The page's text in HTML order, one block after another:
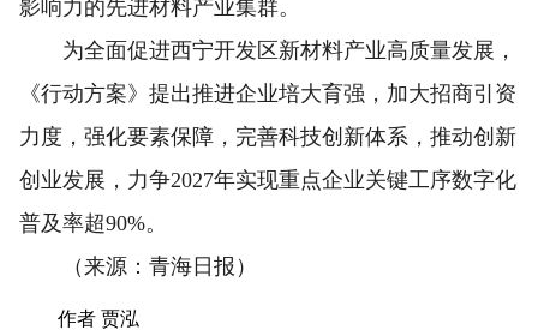
影响力的先进材料产业集群。
为全面促进西宁开发区新材料产业高质量发展，
《行动方案》提出推进企业培大育强，加大招商引资
力度，强化要素保障，完善科技创新体系，推动创新
创业发展，力争2027年实现重点企业关键工序数字化
普及率超90%。
（来源：青海日报）
作者 贾泓